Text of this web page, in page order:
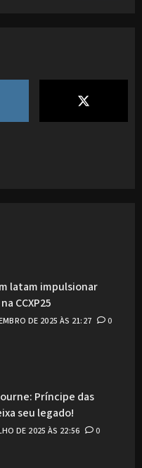
latam impulsionar
CCXP25
DE 2025 ÀS 21:27 0
Príncipe das
seu legado!
DE 2025 ÀS 22:56 0